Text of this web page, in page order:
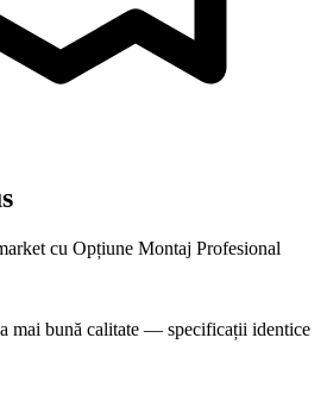
cu Opțiune Montaj Profesional
mai bună calitate — specificații identice